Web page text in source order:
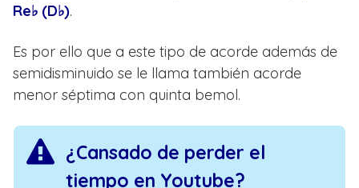
Re♭ (D♭).
Es por ello que a este tipo de acorde además de
semidisminuido se le llama también acorde
menor séptima con quinta bemol.
¿Cansado de perder el
tiempo en Youtube?